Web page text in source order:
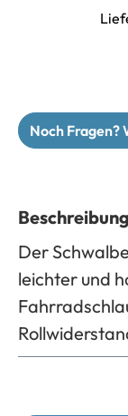
Noch Fragen?
Beschreibung
Der
leichter und